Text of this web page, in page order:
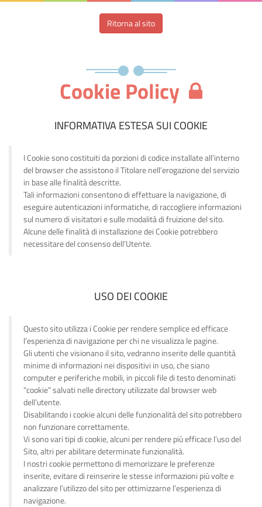
Ritorna al sito
Cookie Policy
INFORMATIVA ESTESA SUI COOKIE
I Cookie sono costituiti da porzioni di codice installate all’interno
del browser che assistono il Titolare nell’erogazione del servizio
in base alle finalità descritte.
Tali informazioni consentono di effettuare la navigazione, di
eseguire autenticazioni informatiche, di raccogliere informazioni
sul numero di visitatori e sulle modalità di fruizione del sito.
Alcune delle finalità di installazione dei Cookie potrebbero
necessitare del consenso dell’Utente.
USO DEI COOKIE
Questo sito utilizza i Cookie per rendere semplice ed efficace
l’esperienza di navigazione per chi ne visualizza le pagine.
Gli utenti che visionano il sito, vedranno inserite delle quantità
minime di informazioni nei dispositivi in uso, che siano
computer e periferiche mobili, in piccoli file di testo denominati
“cookie” salvati nelle directory utilizzate dal browser web
dell’utente.
Disabilitando i cookie alcuni delle funzionalità del sito potrebbero
non funzionare correttamente.
Vi sono vari tipi di cookie, alcuni per rendere più efficace l’uso del
Sito, altri per abilitare determinate funzionalità.
I nostri cookie permettono di memorizzare le preferenze
inserite, evitare di reinserire le stesse informazioni più volte e
analizzare l’utilizzo del sito per ottimizzarne l’esperienza di
navigazione.